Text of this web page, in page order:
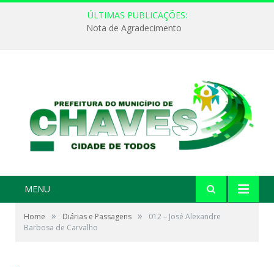
ÚLTIMAS PUBLICAÇÕES:
Nota de Agradecimento
MENU
Home » Diárias e Passagens »
012 – José Alexandre
Barbosa de Carvalho